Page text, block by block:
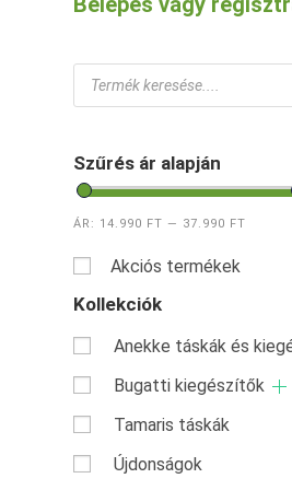
Products
search
Szűrés ár alapján
ÁR: 14.990 FT — 37.990 FT
Akciós termékek
Kollekciók
Anekke táskák és
Bugatti kiegészítők
Tamaris táskák
Újdonságok